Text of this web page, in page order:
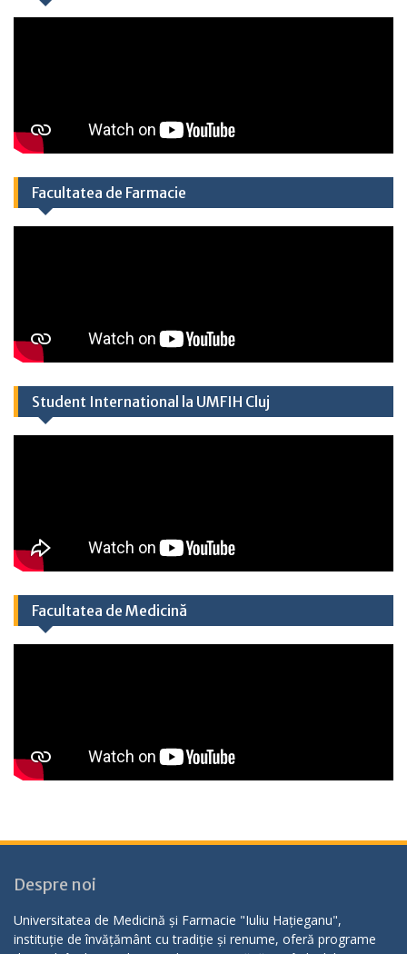
Facultatea de Farmacie
Student International la UMFIH Cluj​
Facultatea de Medicină
Despre noi
Universitatea de Medicină și Farmacie "Iuliu Hațieganu",
instituție de învățământ cu tradiție și renume, oferă programe